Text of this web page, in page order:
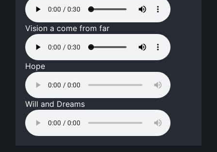
Vision a come from far
Hope
Will and Dreams